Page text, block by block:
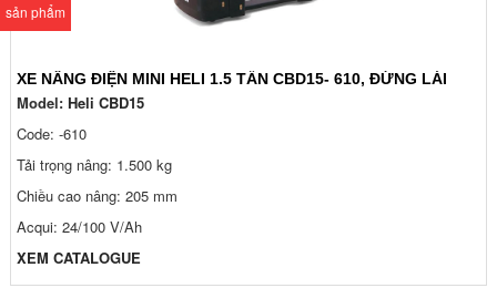
sản phẩm
XE NÂNG ĐIỆN MINI HELI 1.5 TẤN CBD15- 610, ĐỨNG LÁI
Model: Heli CBD15
Code: -610
Tải trọng nâng: 1.500 kg
Chiều cao nâng: 205 mm
Acqui: 24/100 V/Ah
XEM CATALOGUE